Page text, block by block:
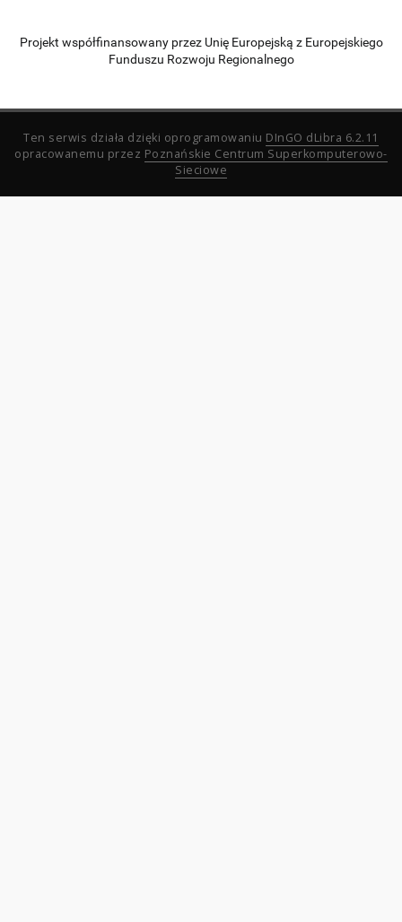
Projekt współfinansowany przez Unię Europejską z Europejskiego
Funduszu Rozwoju Regionalnego
Ten serwis działa dzięki oprogramowaniu DInGO dLibra 6.2.11
opracowanemu przez Poznańskie Centrum Superkomputerowo-
Sieciowe